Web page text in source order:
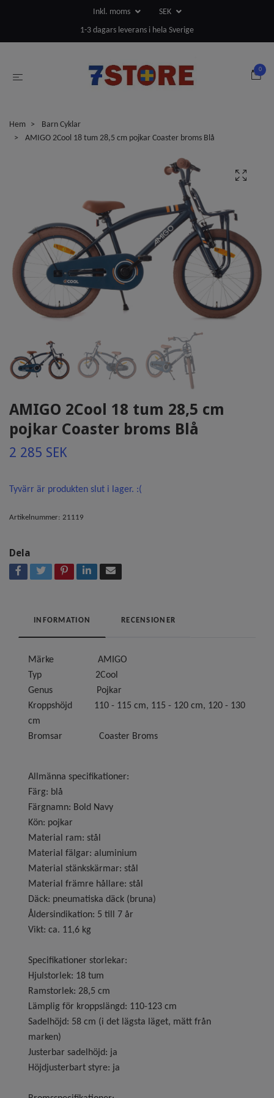
Inkl. moms
SEK
1-3 dagars leverans i hela Sverige
0
Hem
Barn Cyklar
AMIGO 2Cool 18 tum 28,5 cm pojkar Coaster broms Blå
AMIGO 2Cool 18 tum 28,5 cm
pojkar Coaster broms Blå
2 285 SEK
Tyvärr är produkten slut i lager. :(
Artikelnummer: 21119
Dela
INFORMATION RECENSIONER
Märke AMIGO
Typ 2Cool
Genus Pojkar
Kroppshöjd 110 - 115 cm, 115 - 120 cm, 120 - 130
cm
Bromsar Coaster Broms
Allmänna specifikationer:
Färg: blå
Färgnamn: Bold Navy
Kön: pojkar
Material ram: stål
Material fälgar: aluminium
Material stänkskärmar: stål
Material främre hållare: stål
Däck: pneumatiska däck (bruna)
Åldersindikation: 5 till 7 år
Vikt: ca. 11,6 kg
Specifikationer storlekar:
Hjulstorlek: 18 tum
Ramstorlek: 28,5 cm
Lämplig för kroppslängd: 110-123 cm
Sadelhöjd: 58 cm (i det lägsta läget, mätt från
marken)
Justerbar sadelhöjd: ja
Höjdjusterbart styre: ja